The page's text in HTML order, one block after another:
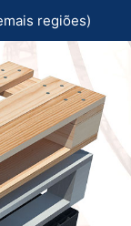
regiões)